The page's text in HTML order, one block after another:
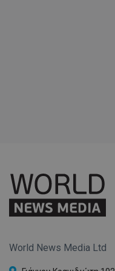
World News Media Ltd